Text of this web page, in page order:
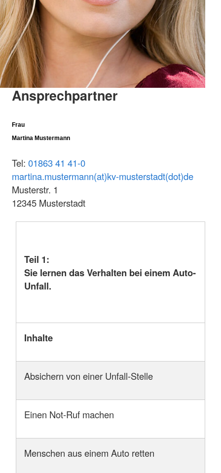
Ansprechpartner
Frau
Martina Mustermann
Tel: 01863 41 41-0
martina.mustermann(at)kv-musterstadt(dot)de
Musterstr. 1
12345 Musterstadt
Teil 1:
Sie lernen das Verhalten bei einem Auto-
Unfall.
Inhalte
Absichern von einer Unfall-Stelle
Einen Not-Ruf machen
Menschen aus einem Auto retten